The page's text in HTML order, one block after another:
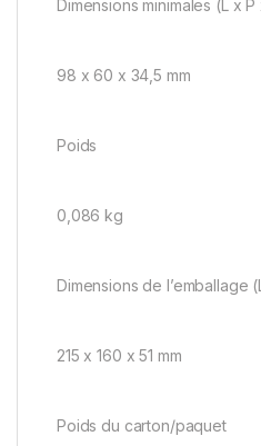
Dimensions minimales (L x P
98 x 60 x 34,5 mm
Poids
0,086 kg
Dimensions de l’emballage
215 x 160 x 51 mm
Poids du carton/paquet